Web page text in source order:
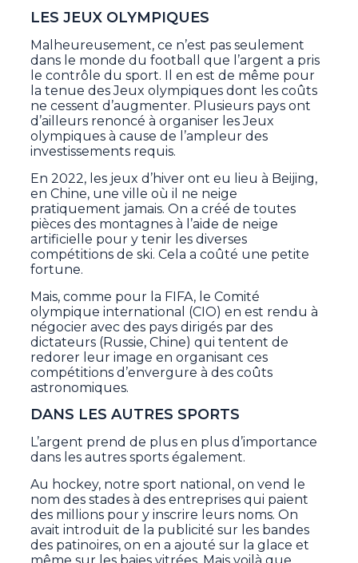
LES JEUX OLYMPIQUES
Malheureusement, ce n’est pas seulement
dans le monde du football que l’argent a pris
le contrôle du sport. Il en est de même pour
la tenue des Jeux olympiques dont les coûts
ne cessent d’augmenter. Plusieurs pays ont
d’ailleurs renoncé à organiser les Jeux
olympiques à cause de l’ampleur des
investissements requis.
En 2022, les jeux d’hiver ont eu lieu à Beijing,
en Chine, une ville où il ne neige
pratiquement jamais. On a créé de toutes
pièces des montagnes à l’aide de neige
artificielle pour y tenir les diverses
compétitions de ski. Cela a coûté une petite
fortune.
Mais, comme pour la FIFA, le Comité
olympique international (CIO) en est rendu à
négocier avec des pays dirigés par des
dictateurs (Russie, Chine) qui tentent de
redorer leur image en organisant ces
compétitions d’envergure à des coûts
astronomiques.
DANS LES AUTRES SPORTS
L’argent prend de plus en plus d’importance
dans les autres sports également.
Au hockey, notre sport national, on vend le
nom des stades à des entreprises qui paient
des millions pour y inscrire leurs noms. On
avait introduit de la publicité sur les bandes
des patinoires, on en a ajouté sur la glace et